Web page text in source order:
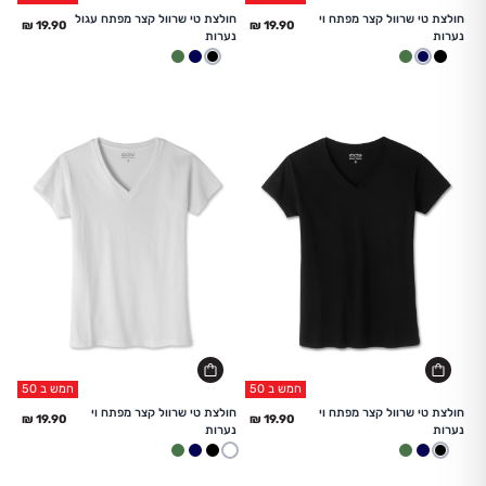
חולצת טי שרוול קצר מפתח וי
נערות
לבןשחורכחול
זית
החל מ
חולצת טי שרוול קצר מפתח עגול
נערות
לבןשחורכחול
זית
החל מ
חמש ב 50
חולצת טי שרוול קצר מפתח וי
נערות
לבןשחור
כחול
זית
החל מ
חמש ב 50
חולצת טי שרוול קצר מפתח וי
נערות
לבןשחור
כחול
זית
החל מ